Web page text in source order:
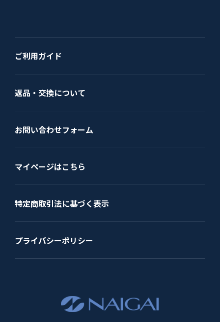
ご利用ガイド
返品・交換について
お問い合わせフォーム
マイページはこちら
特定商取引法に基づく表示
プライバシーポリシー